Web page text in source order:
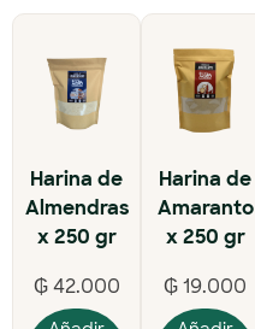
Harina de
Almendras
x 250 gr
₲42.000
Harina de
Amaranto
x 250 gr
₲19.000